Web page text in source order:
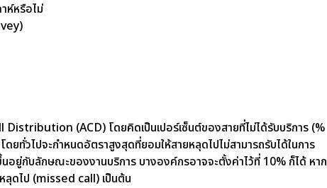
ห์หรือไม่
(ACD) โดยคิดเป็นเปอร์เซ็นต์ของสายที่ไม่ได้รับบริการ (%
วไปจะกำหนดอัตราสูงสุดที่ยอมให้สายหลุดไปไม่สามารถรับได้ในการ
กับลักษณะของงานบริการ บางองค์กรอาจจะตั้งค่าไว้ที่ 10% ก็ได้ หาก
ลุดไป (missed call) เป็นต้น